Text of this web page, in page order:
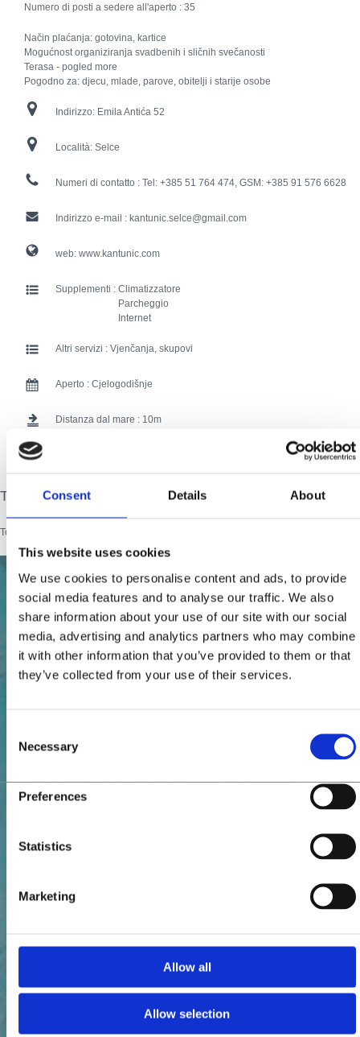
Consent Details About
This website uses cookies
We use cookies to personalise content and ads, to provide
social media features and to analyse our traffic. We also
share information about your use of our site with our social
media, advertising and analytics partners who may combine
it with other information that you’ve provided to them or that
they’ve collected from your use of their services.
Selection
Necessary
Preferences
Statistics
Marketing
Allow all
Allow selection
Numero di posti a sedere all'aperto : 35
Način plaćanja: gotovina, kartice
Mogućnost organiziranja svadbenih i sličnih svečanosti
Terasa - pogled more
Pogodno za: djecu, mlade, parove, obitelji i starije osobe
Indirizzo: Emila Antića 52
Località: Selce
Numeri di contatto : Tel: +385 51 764 474, GSM: +385 91 576 6628
Indirizzo e-mail : kantunic.selce@gmail.com
web: www.kantunic.com
Supplementi : Climatizzatore
Parcheggio
Internet
Altri servizi : Vjenčanja, skupovi
Aperto : Cjelogodišnje
Distanza dal mare : 10
112 users have voted.
Tourist card
Tourist card